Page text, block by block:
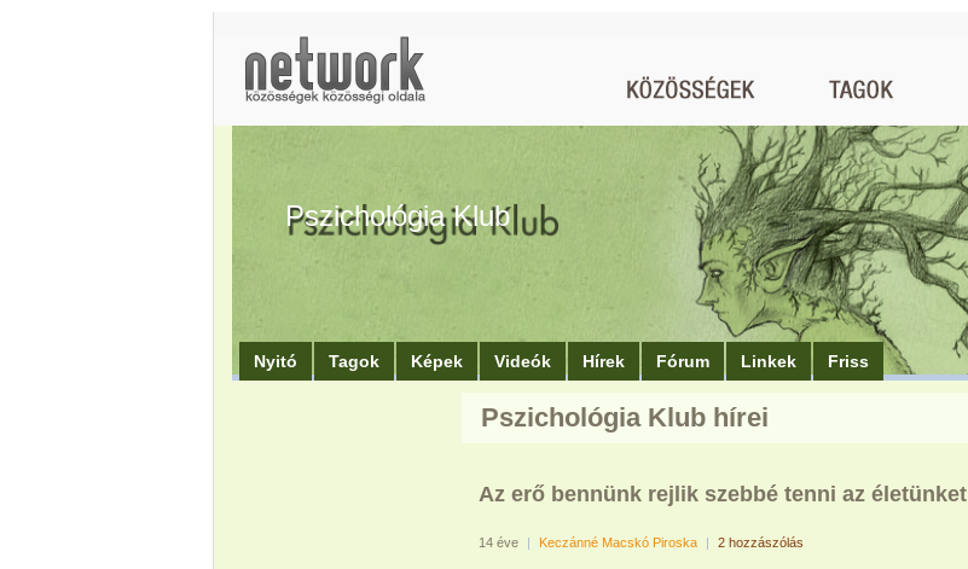
Pszichológia Klub
Nyitó Tagok Képek Videók Hírek Fórum Linkek Friss
Pszichológia Klub hírei
Az erő bennünk rejlik szebbé tenni az életünket
14 éve | Keczánné Macskó Piroska | 2 hozzászólás